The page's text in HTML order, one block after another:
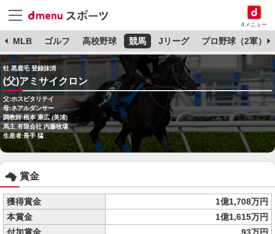
dメニュー
MLB ゴルフ 高校野球 競馬 Jリーグ プロ野球（2軍）
牡 黒鹿毛 登録抹消
(父)アミサイクロン
父:ホスピタリテイ
母:ネアルダンサー
調教師:根本 康広 (美浦)
馬主:有限会社 内藤牧場
生産者:長手 猛
賞金
獲得賞金
1億1,708万円
本賞金
1億1,615万円